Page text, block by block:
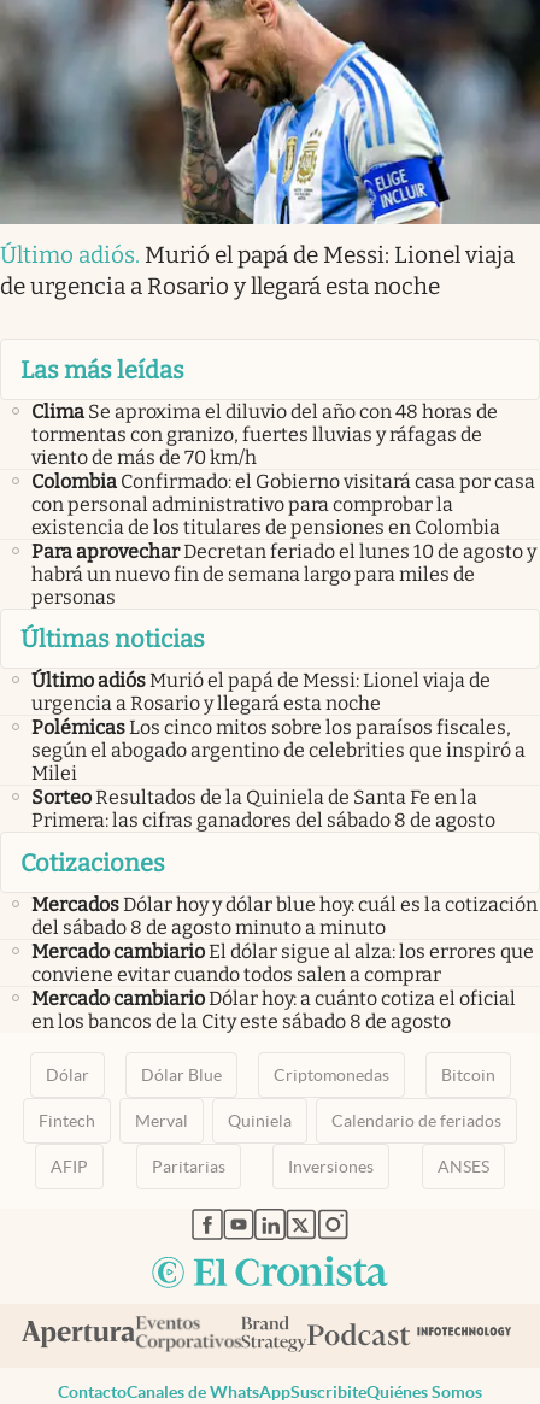
Último adiós. Murió el papá de Messi: Lionel viaja
de urgencia a Rosario y llegará esta noche
Las más leídas
Clima Se aproxima el diluvio del año con 48 horas de
tormentas con granizo, fuertes lluvias y ráfagas de
viento de más de 70 km/h
Colombia Confirmado: el Gobierno visitará casa por casa
con personal administrativo para comprobar la
existencia de los titulares de pensiones en Colombia
Para aprovecharDecretan feriado el lunes 10 de agosto y
habrá un nuevo fin de semana largo para miles de
personas
Últimas noticias
Último adiósMurió el papá de Messi: Lionel viaja de
urgencia a Rosario y llegará esta noche
PolémicasLos cinco mitos sobre los paraísos fiscales,
según el abogado argentino de celebrities que inspiró a
Milei
SorteoResultados de la Quiniela de Santa Fe en la
Primera: las cifras ganadores del sábado 8 de agosto
Cotizaciones
MercadosDólar hoy y dólar blue hoy: cuál es la cotización
del sábado 8 de agosto minuto a minuto
Mercado cambiarioEl dólar sigue al alza: los errores que
conviene evitar cuando todos salen a comprar
Mercado cambiarioDólar hoy: a cuánto cotiza el oficial
en los bancos de la City este sábado 8 de agosto
Dólar Dólar Blue Criptomonedas Bitcoin
Fintech Merval Quiniela Calendario de feriados
AFIP Paritarias Inversiones ANSES
abre en nueva pestaña
abre en nueva pestaña
abre en nueva pestaña
abre en nueva pestaña
abre en nueva pestaña
ContactoCanales de WhatsAppSuscribiteQuiénes Somos